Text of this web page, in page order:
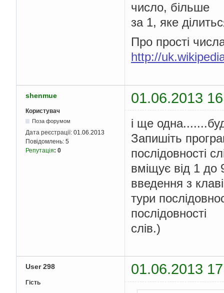
число, більше
за 1, яке
Про прості
http://
shenmue 01.06.2013
Користувач
Поза форумом
Дата реєстрації: 01.06.2013
Повідомлень: 5
Репутація: 0
і ще
Запишіть
послідовності
вміщує від 1 до
введення з
тури
послідовності
слів.)
User 298 01.06.2013
Гість